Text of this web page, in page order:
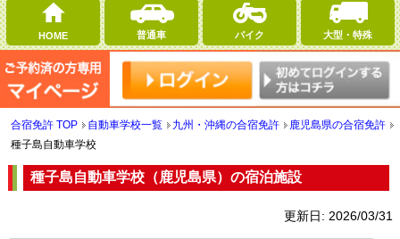
HOME 普通車 バイク 大型・特殊
合宿免許 TOP 自動車学校一覧 九州・沖縄の合宿免許
鹿児島県の合宿免許
種子島自動車学校
種子島自動車学校（鹿児島県）の宿泊施設
更新日: 2026/03/31